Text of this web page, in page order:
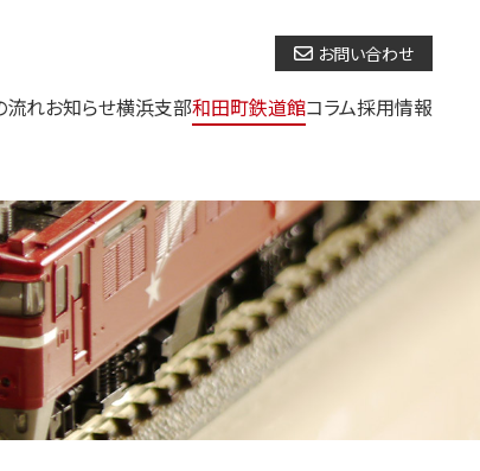
お問い合わせ
流れお知らせ横浜支部和田町鉄道館コラム採用情報